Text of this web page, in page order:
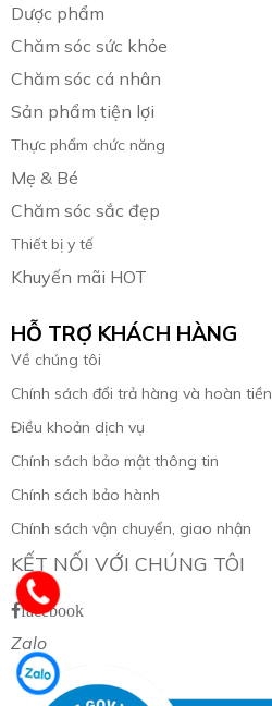
Dược phẩm
Chăm sóc sức khỏe
Chăm sóc cá nhân
Sản phẩm tiện lợi
Thực phẩm chức năng
Mẹ & Bé
Chăm sóc sắc đẹp
Thiết bị y tế
Khuyến mãi HOT
HỖ TRỢ KHÁCH HÀNG
Về chúng tôi
Chính sách đổi trả hàng và hoàn tiền
Điều khoản dịch vụ
Chính sách bảo mật thông tin
Chính sách bảo hành
Chính sách vận chuyển, giao nhận
KẾT NỐI VỚI CHÚNG TÔI
facebook
Zalo